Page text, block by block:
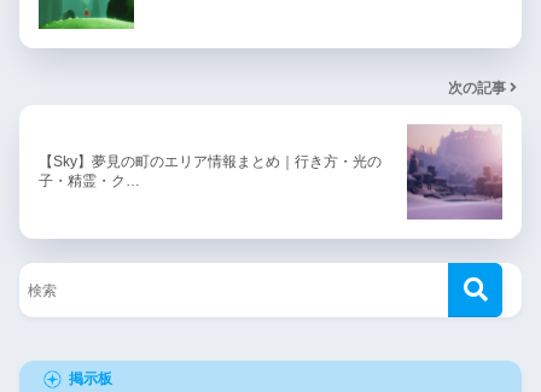
次の記事
【Sky】夢見の町のエリア情報まとめ｜行き方・光の
子・精霊・ク…
掲示板